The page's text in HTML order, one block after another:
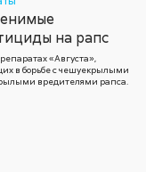
на рапс
«Августа»,
в борьбе с чешуекрылыми
вредителями рапса.